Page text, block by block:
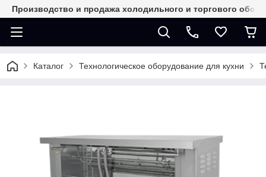
Производство и продажа холодильного и торгового
Каталог Технологическое оборудование для кухни